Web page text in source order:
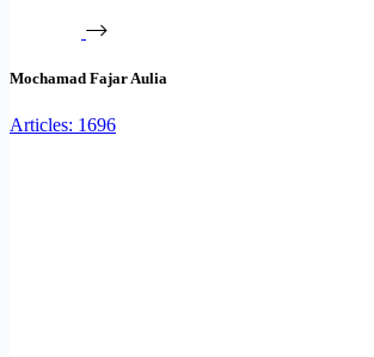
Mochamad Fajar Aulia
Articles: 1696